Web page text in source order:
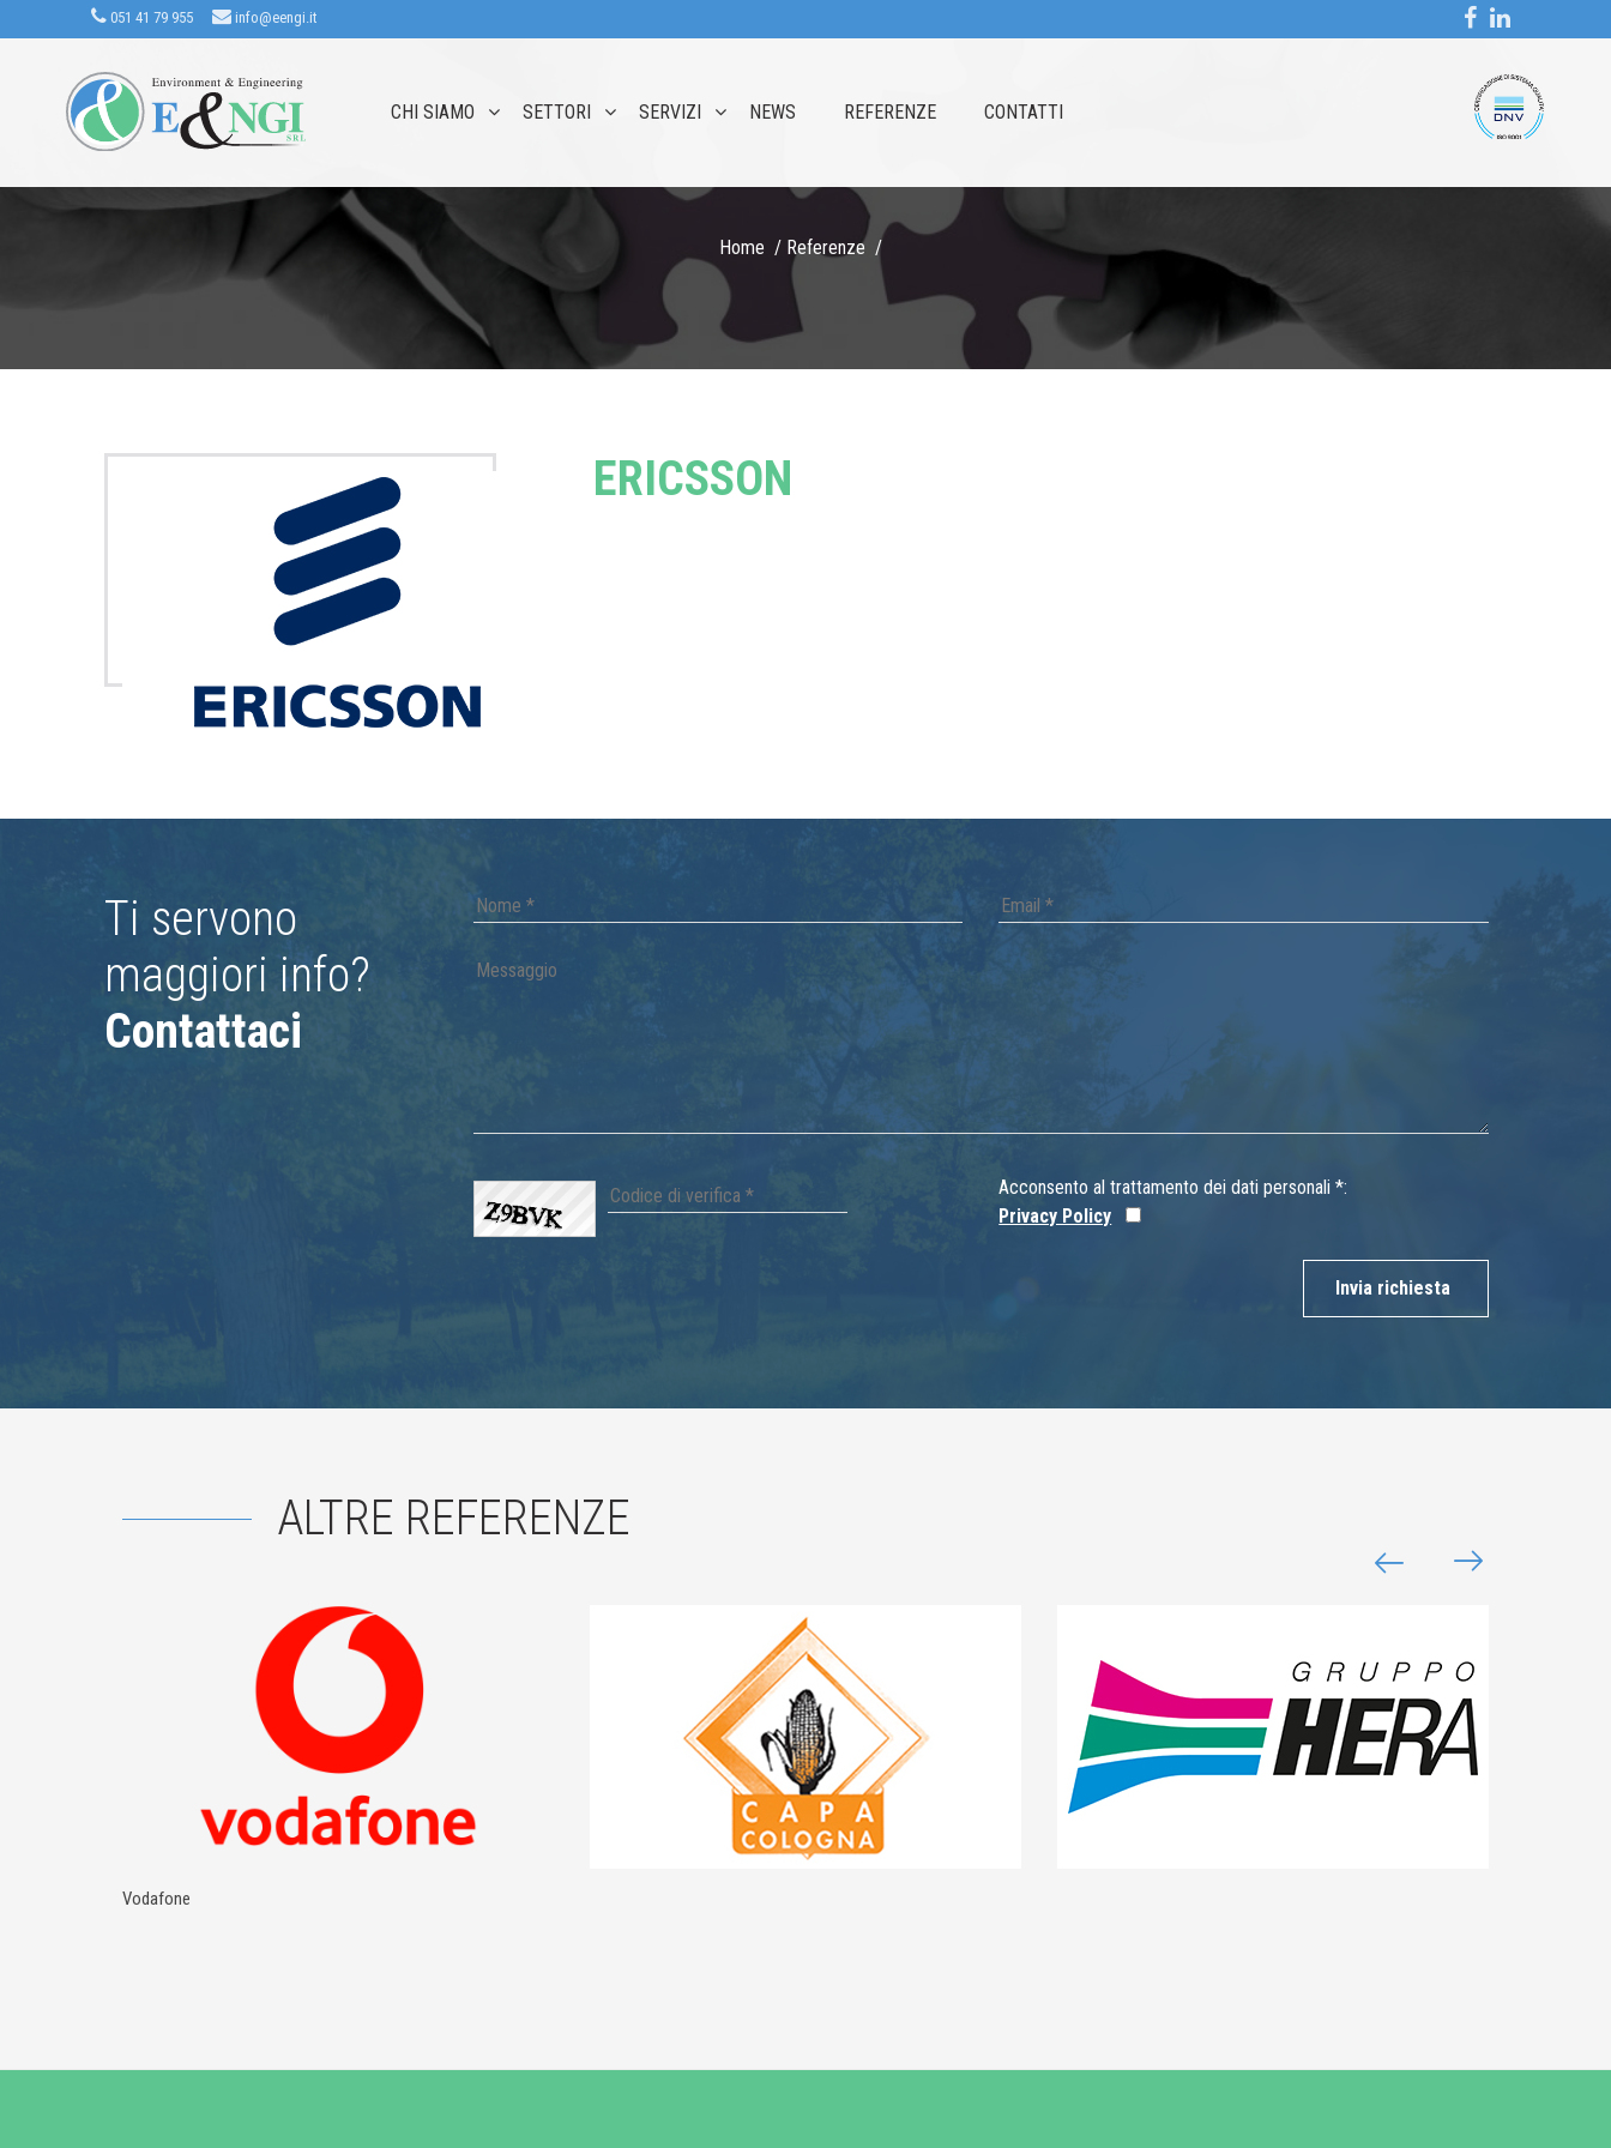
051 41 79 955 info@eengi.it
CHI SIAMO SETTORI SERVIZI NEWS REFERENZE CONTATTI
Home Referenze
ERICSSON
Ti servono
maggiori info?
Contattaci
Acconsento al trattamento dei dati personali *:
Privacy Policy
Invia richiesta
ALTRE REFERENZE
Vodafone